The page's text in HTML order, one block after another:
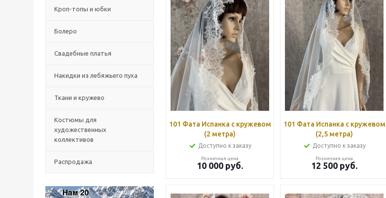
Кроп-топы и юбки
Болеро
Свадебные платья
Накидки из лебяжьего пуха
Ткани и кружево
Костюмы для
художественных
коллективов
Распродажа
101 Фата Испанка с кружевом
(2 метра)
Доступно к заказу
Розничная цена
10 000 руб.
101 Фата Испанка с кружевом
(2,5 метра)
Доступно к заказу
Розничная цена
12 500 руб.